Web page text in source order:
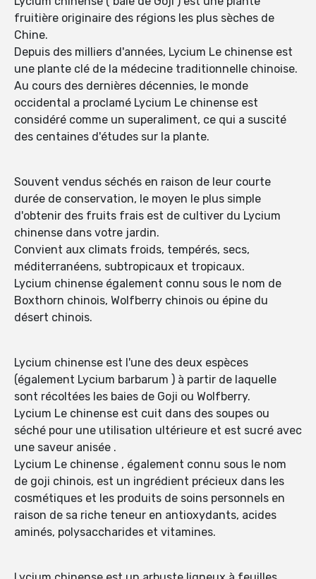
fruitière originaire des régions les plus sèches de
Chine.
Depuis des milliers d'années, Lycium Le chinense est
une plante clé de la médecine traditionnelle chinoise.
Au cours des dernières décennies, le monde
occidental a proclamé Lycium Le chinense est
considéré comme un superaliment, ce qui a suscité
des centaines d'études sur la plante.
Souvent vendus séchés en raison de leur courte
durée de conservation, le moyen le plus simple
d'obtenir des fruits frais est de cultiver du Lycium
chinense dans votre jardin.
Convient aux climats froids, tempérés, secs,
méditerranéens, subtropicaux et tropicaux.
Lycium chinense également connu sous le nom de
Boxthorn chinois, Wolfberry chinois ou épine du
désert chinois.
Lycium chinense est l'une des deux espèces
(également Lycium barbarum ) à partir de laquelle
sont récoltées les baies de Goji ou Wolfberry.
Lycium Le chinense est cuit dans des soupes ou
séché pour une utilisation ultérieure et est sucré avec
une saveur anisée .
Lycium Le chinense , également connu sous le nom
de goji chinois, est un ingrédient précieux dans les
cosmétiques et les produits de soins personnels en
raison de sa riche teneur en antioxydants, acides
aminés, polysaccharides et vitamines.